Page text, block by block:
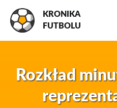
KRONIKA
FUTBOLU
Rozkład